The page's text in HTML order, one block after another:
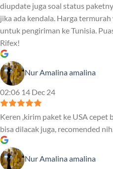
diupdate juga soal status
jika ada kendala. Harga
untuk pengiriman ke Tunisia.
Rifex!
Nur Amalina amalina
02:06 14 Dec 24
Keren ,kirim paket ke USA cepet
bisa dilacak juga, recomended nih.
Nur Amalina amalina